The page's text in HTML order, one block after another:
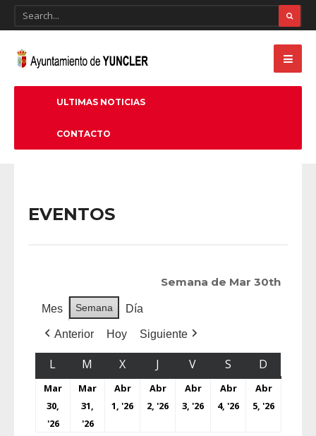
ULTIMAS NOTICIAS
CONTACTO
EVENTOS
Semana de Mar 30th
Mes Semana Día
Anterior Hoy Siguiente
L M X J V S D
Mar
30,
'26
Mar
31,
'26
Abr
1, '26
Abr
2, '26
Abr
3, '26
Abr
4, '26
Abr
5, '26